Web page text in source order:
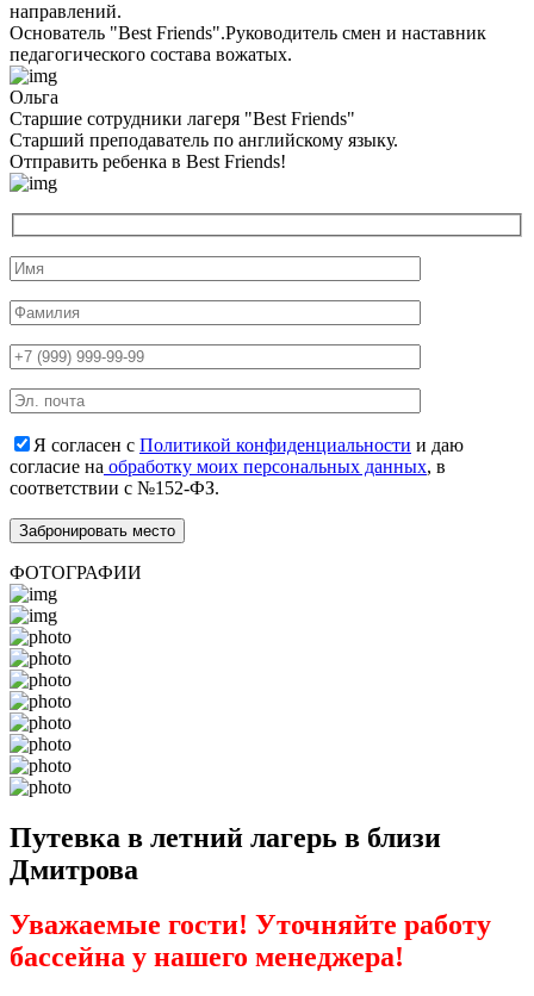
направлений.
Основатель "Best Friends".Руководитель смен и наставник
педагогического состава вожатых.
Ольга
Старшие сотрудники лагеря "Best Friends"
Cтарший преподаватель по английскому языку.
Отправить ребенка в Best Friends!
Я согласен с Политикой конфиденциальности и даю
согласие на обработку моих персональных данных, в
соответствии с №152-ФЗ.
ФОТОГРАФИИ
Путевка в летний лагерь в близи
Дмитрова
Уважаемые гости! Уточняйте работу
бассейна у нашего менеджера!